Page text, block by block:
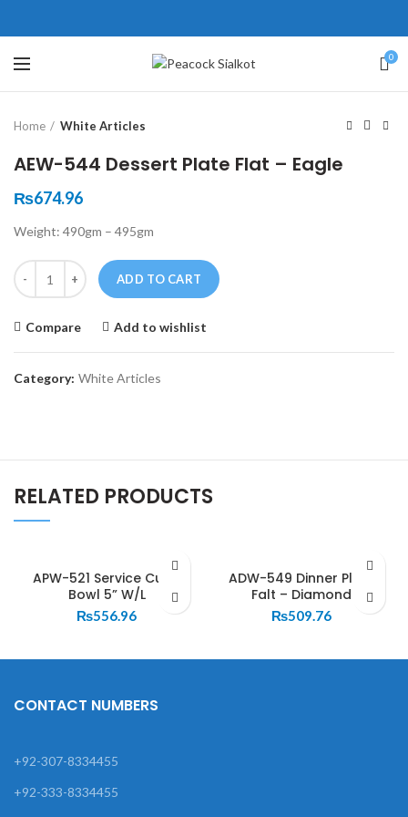
0
Click to enlarge
Home White Articles
AEW-544 Dessert Plate Flat – Eagle
₨674.96
Weight: 490gm – 495gm
Quantity
ADD TO CART
Compare Add to wishlist
Category: White Articles
RELATED PRODUCTS
APW-521 Service Curry
Bowl 5” W/L
₨556.96
ADW-549 Dinner Plate
Falt – Diamond
₨509.76
壯陽藥台灣購物
，這不是因為缺乏性生活，而
因為缺乏溝通，所以保持談話很
盾越來越大，往往這是ED的情
會變得更加嚴重。
犀利士壯陽藥線上購買
戲都可以很好的幫助你獲得一
高質量的夫妻生活。犀利士治療
鬆，便於陰莖快速充血達到滿
堅硬勃起。在醫學界和陽痿病
望下，犀利士作為新一批藥
，有其優良特點。
CONTACT NUMBERS
+92-307-8334455
+92-333-8334455